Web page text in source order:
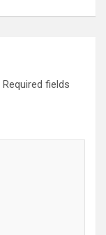
Required fields